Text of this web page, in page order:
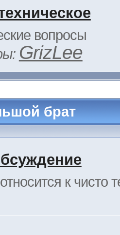
вопросы
GrizLee
брат
к чисто